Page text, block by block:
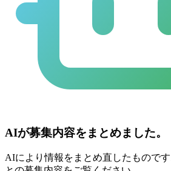
AIが募集内容をまとめました。
AIにより情報をまとめ直したもので